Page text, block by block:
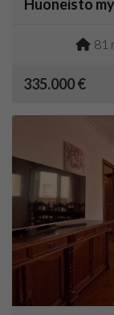
Huoneisto
81
335.000 €